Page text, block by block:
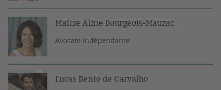
Maître Aline Bourgeois-Mauzac
Avocate indépendante
Lucas Bento de Carvalho